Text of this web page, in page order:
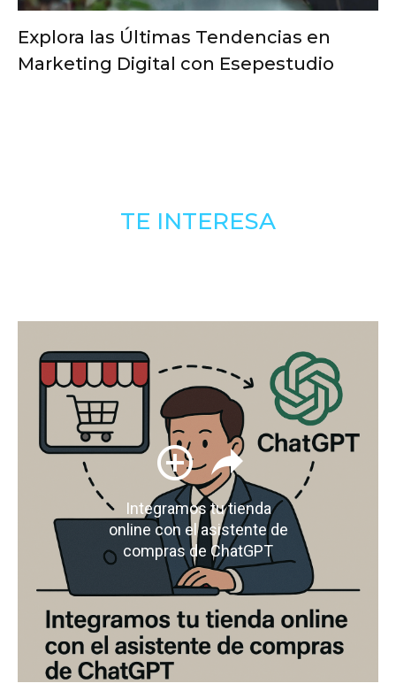
Explora las Últimas Tendencias en
Marketing Digital con Esepestudio
TE INTERESA
Integramos tu tienda
online con el asistente de
compras de ChatGPT